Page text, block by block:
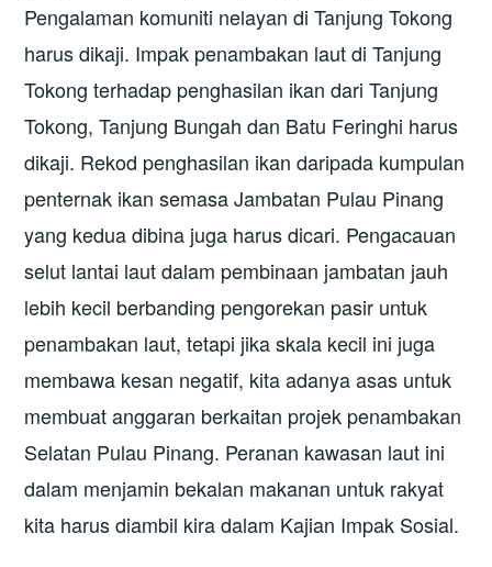
Pengalaman komuniti nelayan di Tanjung Tokong
harus dikaji. Impak penambakan laut di Tanjung
Tokong terhadap penghasilan ikan dari Tanjung
Tokong, Tanjung Bungah dan Batu Feringhi harus
dikaji. Rekod penghasilan ikan daripada kumpulan
penternak ikan semasa Jambatan Pulau Pinang
yang kedua dibina juga harus dicari. Pengacauan
selut lantai laut dalam pembinaan jambatan jauh
lebih kecil berbanding pengorekan pasir untuk
penambakan laut, tetapi jika skala kecil ini juga
membawa kesan negatif, kita adanya asas untuk
membuat anggaran berkaitan projek penambakan
Selatan Pulau Pinang. Peranan kawasan laut ini
dalam menjamin bekalan makanan untuk rakyat
kita harus diambil kira dalam Kajian Impak Sosial.